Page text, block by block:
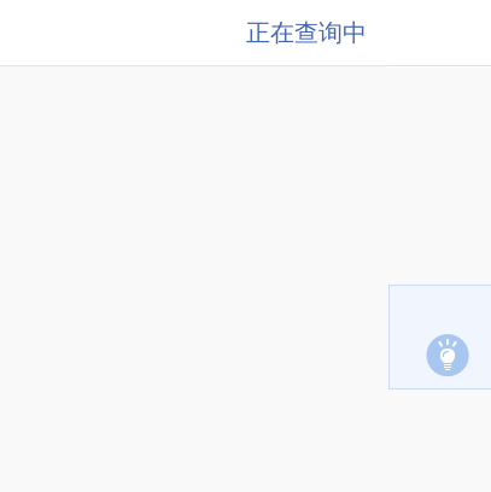
正在查询中